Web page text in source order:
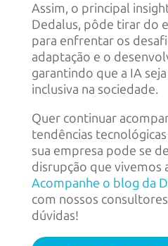
Assim, o principal
Dedalus, pôde tirar do
para enfrentar os
adaptação e o
garantindo que a IA
inclusiva na sociedade.
Quer continuar
tendências
sua empresa pode se
disrupção que vivemos
Acompanhe o blog da
com nossos
dúvidas!